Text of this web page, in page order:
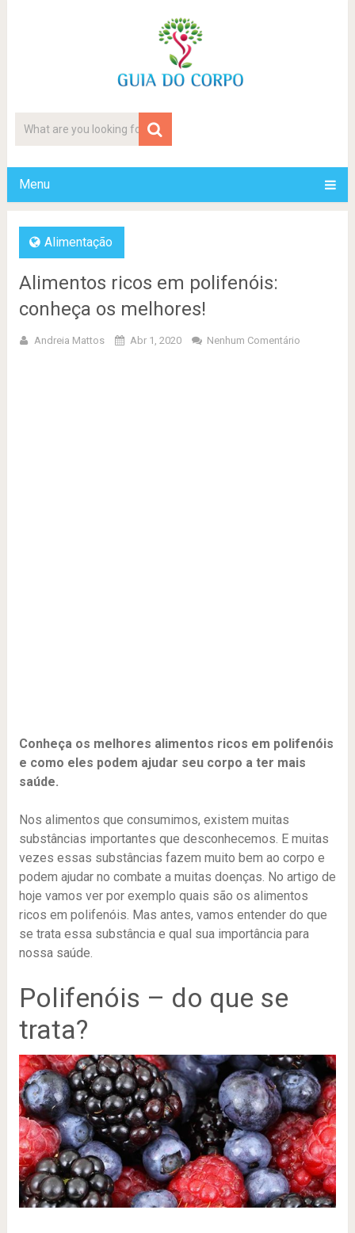
Menu
Alimentação
Alimentos ricos em polifenóis:
conheça os melhores!
Andreia Mattos Abr 1, 2020 Nenhum Comentário
Conheça os melhores alimentos ricos em polifenóis
e como eles podem ajudar seu corpo a ter mais
saúde.
Nos alimentos que consumimos, existem muitas
substâncias importantes que desconhecemos. E muitas
vezes essas substâncias fazem muito bem ao corpo e
podem ajudar no combate a muitas doenças. No artigo de
hoje vamos ver por exemplo quais são os alimentos
ricos em polifenóis. Mas antes, vamos entender do que
se trata essa substância e qual sua importância para
nossa saúde.
Polifenóis – do que se
trata?